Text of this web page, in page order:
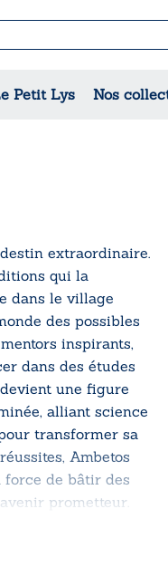
Petit Lys NosThéâtre
extraordinaire.
qui la
dans le village
des possibles
inspirants,
dans des études
une figure
alliant science
transformer sa
Ambetos
force de bâtir des
prometteur.